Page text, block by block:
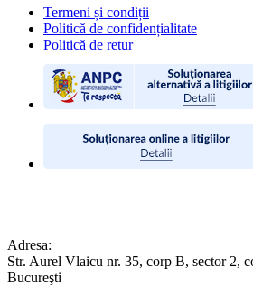
Termeni și condiții
Politică de confidențialitate
Politică de retur
Adresa:
Str. Aurel Vlaicu nr. 35, corp B, sector 2,
Bucureşti